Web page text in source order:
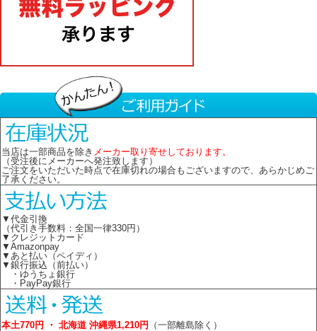
当店は一部商品を除き メーカー取り寄せしております。
（受注後にメーカーへ発注致します）
ご注文をいただいた時点で在庫切れの場合もございますので、あらかじめご
了承ください。
▼代金引換
（代引き手数料：全国一律330円）
▼クレジットカード
▼Amazonpay
▼あと払い（ペイディ）
▼銀行振込（前払い）
・ゆうちょ銀行
・PayPay銀行
本土770円 ・ 北海道 沖縄県1,210円 （一部離島除く）